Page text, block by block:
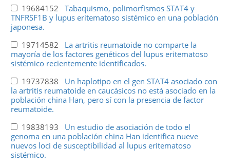
19684152 Tabaquismo, polimorfismos STAT4 y
TNFRSF1B y lupus eritematoso sistémico en una población
japonesa.
19714582 La artritis reumatoide no comparte la
mayoría de los factores genéticos del lupus eritematoso
sistémico recientemente identificados.
19737838 Un haplotipo en el gen STAT4 asociado con
la artritis reumatoide en caucásicos no está asociado en la
población china Han, pero sí con la presencia de factor
reumatoide.
19838193 Un estudio de asociación de todo el
genoma en una población china Han identifica nueve
nuevos loci de susceptibilidad al lupus eritematoso
sistémico.